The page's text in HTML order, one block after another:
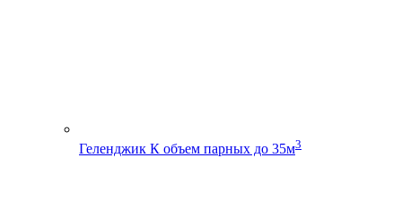
Геленджик К объем парных до 35м3